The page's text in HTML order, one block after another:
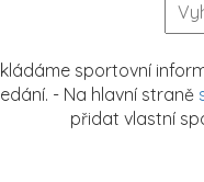
sportovní
- Na hlavní straně
přidat vlastní